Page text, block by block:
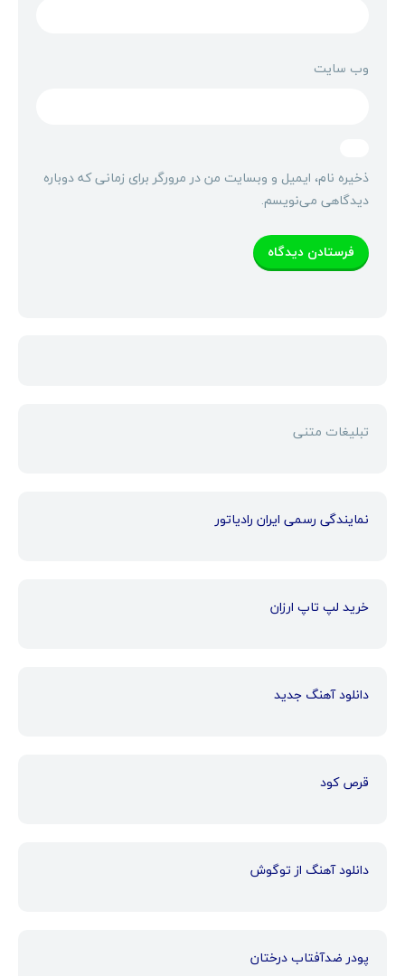
وب‌ سایت
ذخیره نام، ایمیل و وبسایت من در مرورگر برای زمانی که دوباره
دیدگاهی می‌نویسم.
تبلیغات متنی
نمایندگی رسمی ایران رادیاتور
خرید لپ تاپ ارزان
دانلود آهنگ جدید
قرص کود
دانلود آهنگ از توگوش
پودر ضدآفتاب درختان